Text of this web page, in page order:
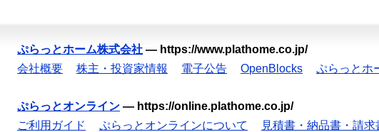
ぷらっとホーム株式会社 — https://www.plathome.co.jp/
会社概要
株主・投資家情報 電子公告 OpenBlocks ぷらっとホ
ぷらっとオンライン — https://online.plathome.co.jp/
ご利用ガイド
ぷらっとオンラインについて 見積書・納品書・請